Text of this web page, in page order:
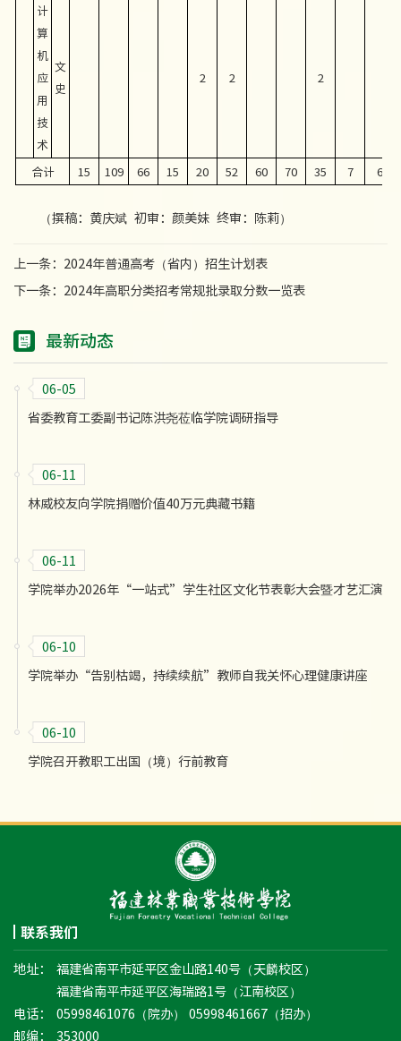
计
算
机
应
用
技
术
文
史
2 2 2
合计 15 109 66 15 20 52 60 70 35 7 6
（撰稿：黄庆斌 初审：颜美妹 终审：陈莉）
上一条： 2024年普通高考（省内）招生计划表
下一条： 2024年高职分类招考常规批录取分数一览表
最新动态
06-05
省委教育工委副书记陈洪尧莅临学院调研指导
06-11
林威校友向学院捐赠价值40万元典藏书籍
06-11
学院举办2026年“一站式”学生社区文化节表彰大会暨才艺汇演
06-10
学院举办“告别枯竭，持续续航”教师自我关怀心理健康讲座
06-10
学院召开教职工出国（境）行前教育
联系我们
地址：
福建省南平市延平区金山路140号（天麟校区）
福建省南平市延平区海瑞路1号（江南校区）
电话：
05998461076（院办） 05998461667（招办）
邮编：
353000